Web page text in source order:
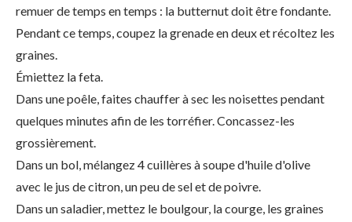
remuer de temps en temps : la butternut doit être fondante.
Pendant ce temps, coupez la grenade en deux et récoltez les
graines.
Émiettez la feta.
Dans une poêle, faites chauffer à sec les noisettes pendant
quelques minutes afin de les torréfier. Concassez-les
grossièrement.
Dans un bol, mélangez 4 cuillères à soupe d'huile d'olive
avec le jus de citron, un peu de sel et de poivre.
Dans un saladier, mettez le boulgour, la courge, les graines